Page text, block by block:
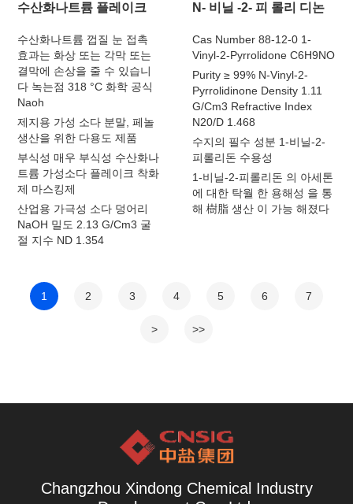
수산화나트륨 플레이크
수산화나트륨 껍질 눈 접촉
효과는 화상 또는 각막 또는
결막에 손상을 줄 수 있습니
다 녹는점 318 °C 화학 공식
Naoh
제지용 가성 소다 분말, 페놀
생산을 위한 다용도 제품
부식성 매우 부식성 수산화나
트륨 가성소다 플레이크 착화
제 마스킹제
산업용 가극성 소다 덩어리
NaOH 밀도 2.13 G/Cm3 굴
절 지수 ND 1.354
N- 비닐 -2- 피 롤리 디논
Cas Number 88-12-0 1-
Vinyl-2-Pyrrolidone C6H9NO
Purity ≥ 99% N-Vinyl-2-
Pyrrolidinone Density 1.11
G/Cm3 Refractive Index
N20/D 1.468
수지의 필수 성분 1-비닐-2-
피롤리돈 수용성
1-비닐-2-피롤리돈 의 아세톤
에 대한 탁월 한 용해성 을 통
해 樹脂 생산 이 가능 해졌다
1 2 3 4 5 6 7
> >>
Changzhou Xindong Chemical Industry